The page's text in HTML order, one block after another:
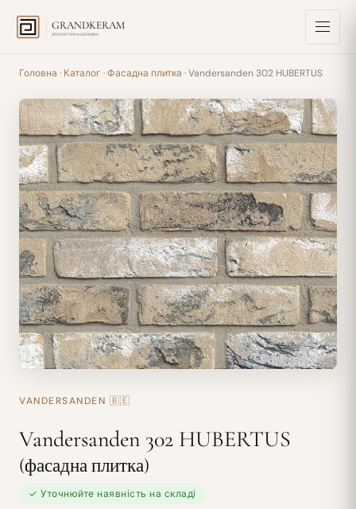
GRANDKERAM
АРХІТЕКТУРНА КЕРАМІКА
Головна · Каталог ·Фасадна плитка · Vandersanden 302 HUBERTUS
VANDERSANDEN 🇧🇪
Vandersanden 302 HUBERTUS
(фасадна плитка)
✓ Уточнюйте наявність на складі